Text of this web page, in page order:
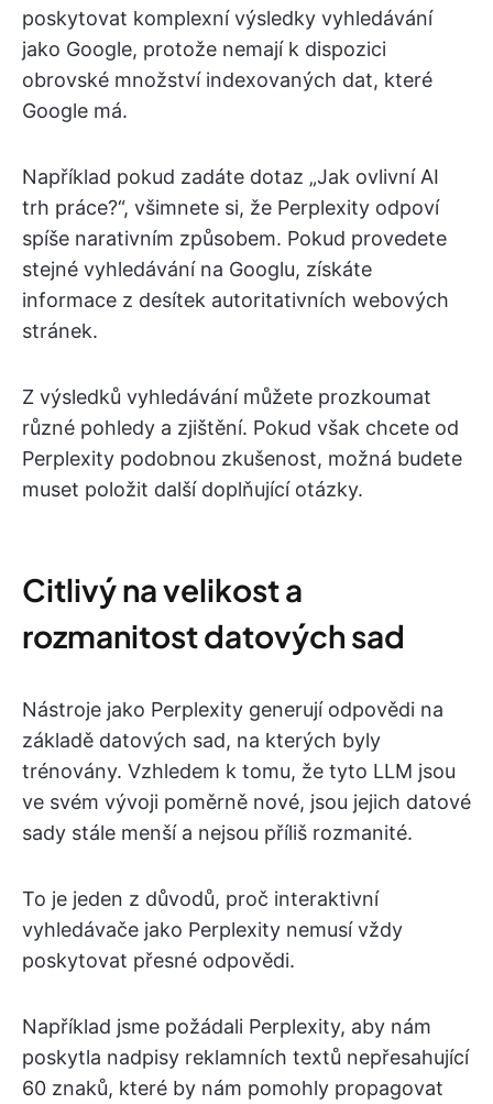
poskytovat komplexní výsledky vyhledávání
jako Google, protože nemají k dispozici
obrovské množství indexovaných dat, které
Google má.
Například pokud zadáte dotaz „Jak ovlivní AI
trh práce?“, všimnete si, že Perplexity odpoví
spíše narativním způsobem. Pokud provedete
stejné vyhledávání na Googlu, získáte
informace z desítek autoritativních webových
stránek.
Z výsledků vyhledávání můžete prozkoumat
různé pohledy a zjištění. Pokud však chcete od
Perplexity podobnou zkušenost, možná budete
muset položit další doplňující otázky.
Citlivý na velikost a
rozmanitost datových sad
Nástroje jako Perplexity generují odpovědi na
základě datových sad, na kterých byly
trénovány. Vzhledem k tomu, že tyto LLM jsou
ve svém vývoji poměrně nové, jsou jejich datové
sady stále menší a nejsou příliš rozmanité.
To je jeden z důvodů, proč interaktivní
vyhledávače jako Perplexity nemusí vždy
poskytovat přesné odpovědi.
Například jsme požádali Perplexity, aby nám
poskytla nadpisy reklamních textů nepřesahující
60 znaků, které by nám pomohly propagovat